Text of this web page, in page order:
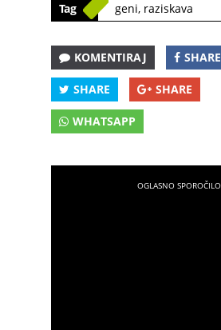
Tag geni, raziskava
KOMENTIRAJ SHARE
SHARE SHARE
WHATSAPP